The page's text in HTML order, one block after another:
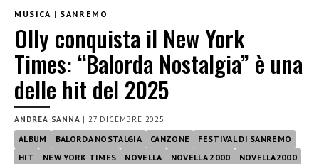
MUSICA | SANREMO
Olly conquista il New York
Times: “Balorda Nostalgia” è una
delle hit del 2025
ANDREA SANNA |27 DICEMBRE 2025
ALBUM BALORDA NOSTALGIA CANZONE
FESTIVAL DI SANREMO
HIT
NEW YORK TIMES NOVELLA NOVELLA 2000
NOVELLA2000